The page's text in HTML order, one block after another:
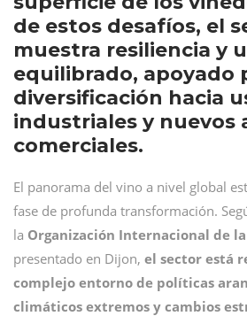
de estos desafíos, el
muestra resiliencia y
equilibrado, apoyado
diversificación hacia
industriales y nuevos
comerciales.
El panorama del vino a nivel global
fase de profunda transformación.
la Organización Internacional de
presentado en Dijon, el sector está
complejo entorno de políticas
climáticos extremos y cambios